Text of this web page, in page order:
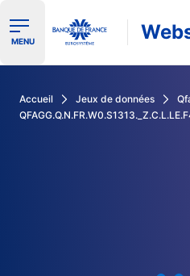
Ouvrir le menu de
MENU
Accueil Jeux de données